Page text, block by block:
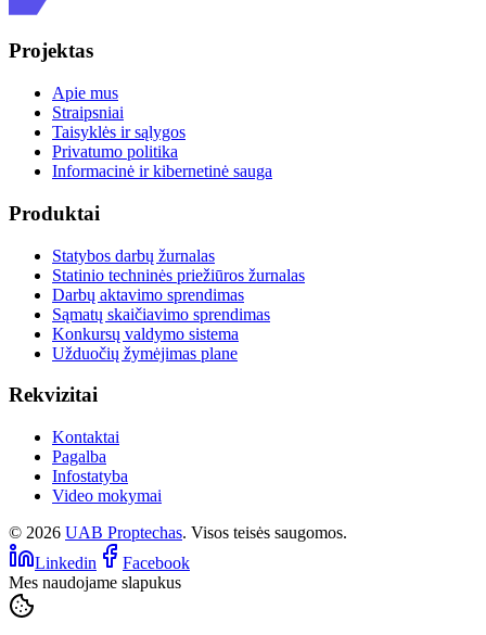
Projektas
Apie mus
Straipsniai
Taisyklės ir sąlygos
Privatumo politika
Informacinė ir kibernetinė sauga
Produktai
Statybos darbų žurnalas
Statinio techninės priežiūros žurnalas
Darbų aktavimo sprendimas
Sąmatų skaičiavimo sprendimas
Konkursų valdymo sistema
Užduočių žymėjimas plane
Rekvizitai
Kontaktai
Pagalba
Infostatyba
Video mokymai
© 2026 UAB Proptechas. Visos teisės saugomos.
Linkedin
Facebook
Mes naudojame slapukus